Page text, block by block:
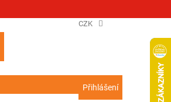
CZK
Přihlášení